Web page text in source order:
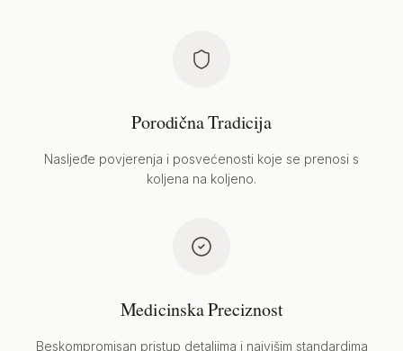
Porodična Tradicija
Nasljeđe povjerenja i posvećenosti koje se prenosi s
koljena na koljeno.
Medicinska Preciznost
Beskompromisan pristup detaljima i najvišim standardima